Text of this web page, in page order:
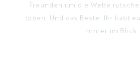
Freunden um die Wette
toben. Und das Beste: Ihr habt
immer im Blick.